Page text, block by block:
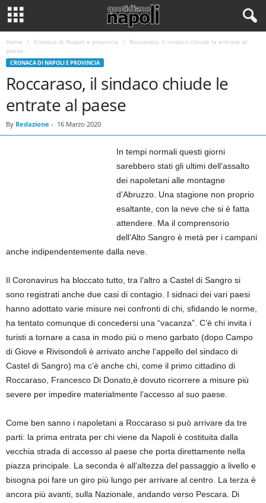
Home Cronaca di Napoli e provincia
Roccaraso, il sindaco chiude le entrate al
paese
CRONACA DI NAPOLI E PROVINCIA
Roccaraso, il sindaco chiude le
entrate al paese
By Redazione - 16 Marzo 2020
In tempi normali questi giorni
sarebbero stati gli ultimi dell’assalto
dei napoletani alle montagne
d’Abruzzo. Una stagione non proprio
esaltante, con la neve che si è fatta
attendere. Ma il comprensorio
dell’Alto Sangro è metà per i campani
anche indipendentemente dalla neve.
Il Coronavirus ha bloccato tutto, tra l’altro a Castel di Sangro si
sono registrati anche due casi di contagio. I sidnaci dei vari paesi
hanno adottato varie misure nei confronti di chi, sfidando le norme,
ha tentato comunque di concedersi una “vacanza”. C’è chi invita i
turisti a tornare a casa in modo più o meno garbato (dopo Campo
di Giove e Rivisondoli è arrivato anche l’appello del sindaco di
Castel di Sangro) ma c’è anche chi, come il primo cittadino di
Roccaraso, Francesco Di Donato,è dovuto ricorrere a misure più
severe per impedire materialmente l’accesso al suo paese.
Come ben sanno i napoletani a Roccaraso si può arrivare da tre
parti: la prima entrata per chi viene da Napoli è costituita dalla
vecchia strada di accesso al paese che porta direttamente nella
piazza principale. La seconda è all’altezza del passaggio a livello e
bisogna poi fare un giro più lungo per arrivare al centro. La terza è
ancora più avanti, sulla Nazionale, andando verso Pescara. Di